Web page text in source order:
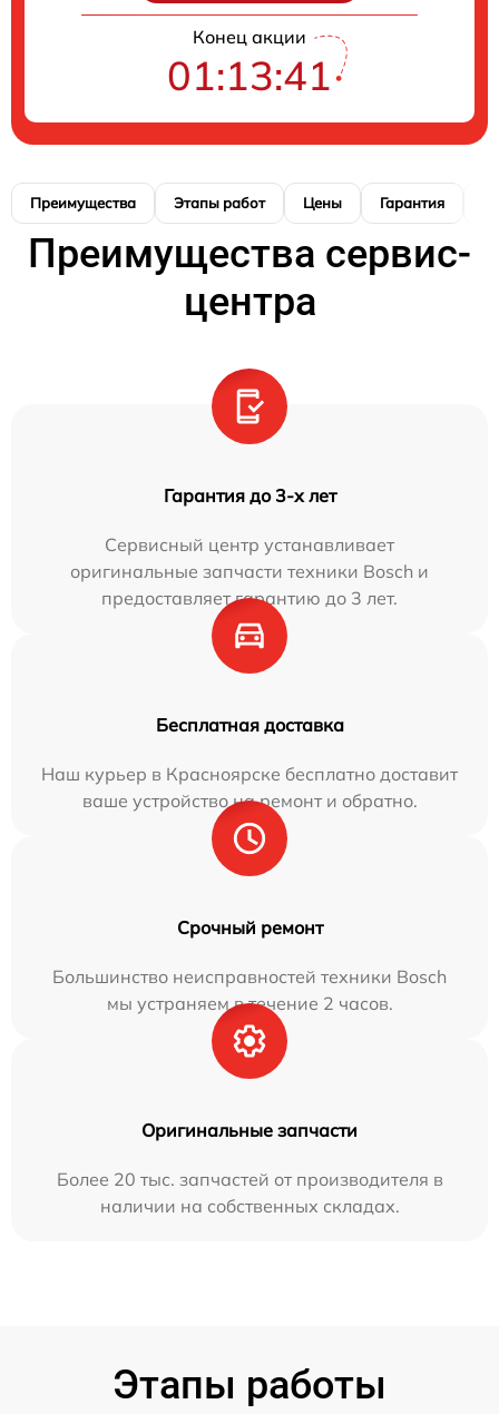
Конец акции
01:13:40
Преимущества Этапы работ Цены Гарантия
Преимущества сервис-
центра
Гарантия до 3-х лет
Сервисный центр устанавливает
оригинальные запчасти техники Bosch и
предоставляет гарантию до 3 лет.
Бесплатная доставка
Наш курьер в Красноярске бесплатно доставит
ваше устройство на ремонт и обратно.
Срочный ремонт
Большинство неисправностей техники Bosch
мы устраняем в течение 2 часов.
Оригинальные запчасти
Более 20 тыс. запчастей от производителя в
наличии на собственных складах.
Этапы работы